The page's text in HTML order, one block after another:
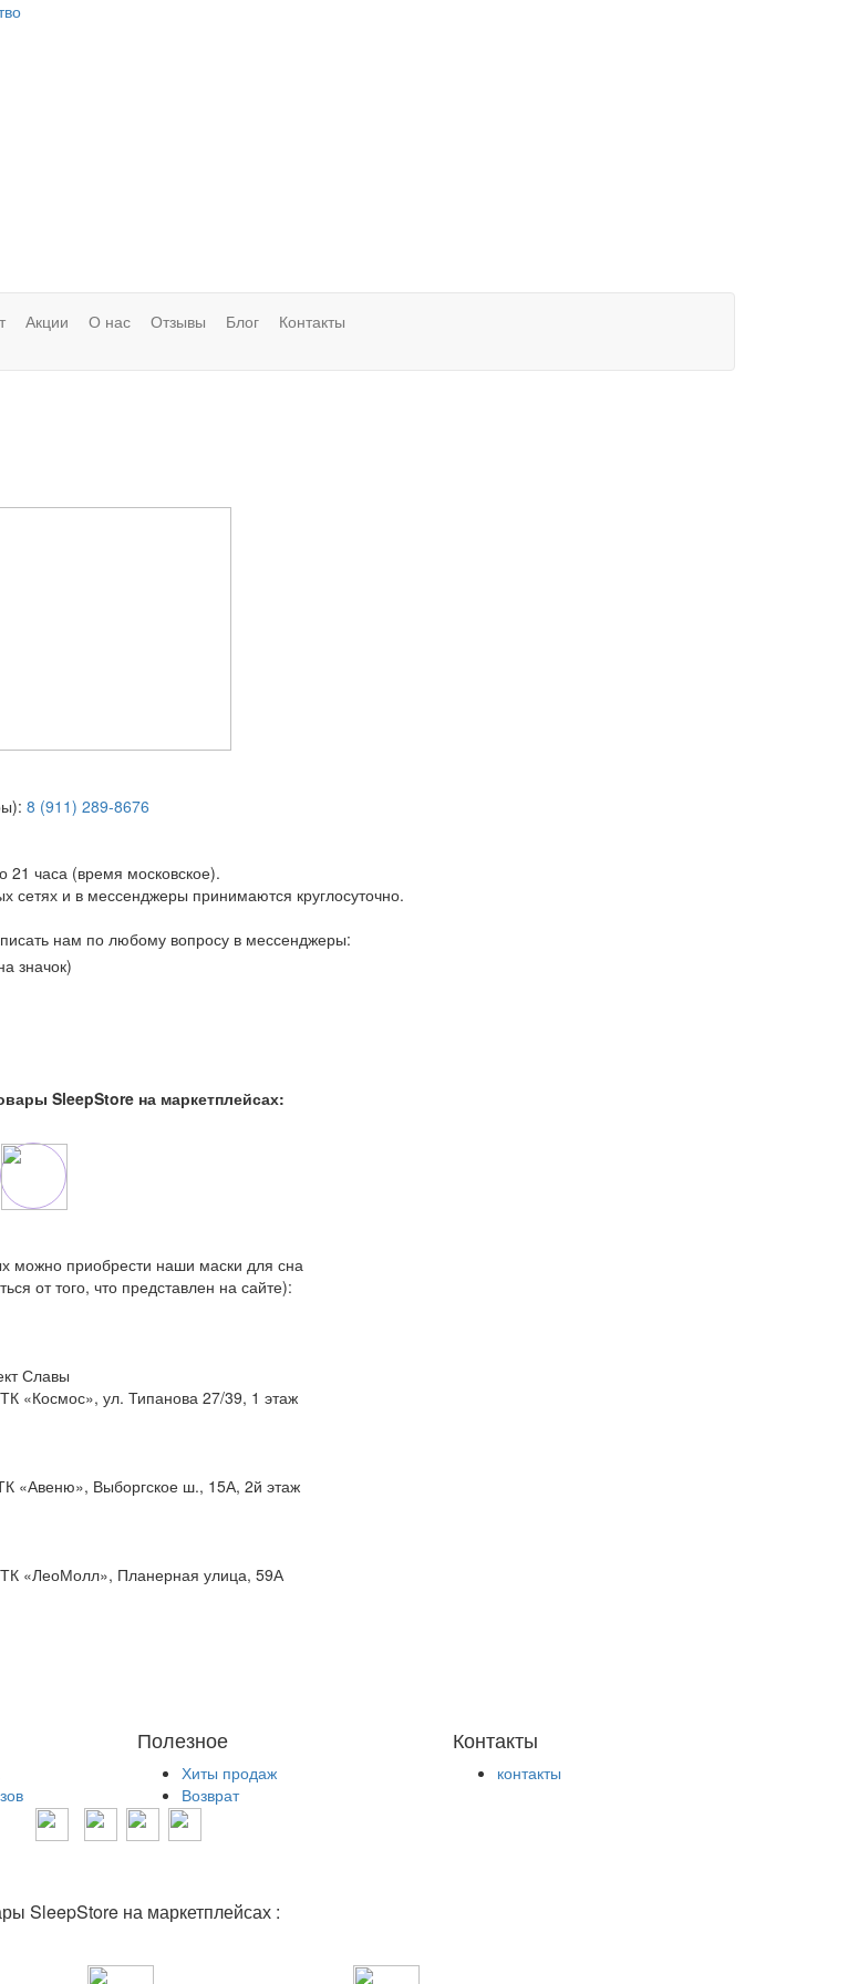
Акции О нас Отзывы Блог Контакты
8 (911) 289-8676
часа (время московское).
сетях и в мессенджеры принимаются круглосуточно.
нам по любому вопросу в мессенджеры:
значок)
SleepStore на маркетплейсах:
можно приобрести наши маски для сна
от того, что представлен на сайте):
Славы
«Космос», ул. Типанова 27/39, 1 этаж
«Авеню», Выборгское ш., 15А, 2й этаж
«ЛеоМолл», Планерная улица, 59А
Полезное
Хиты продаж
Возврат
Контакты
контакты
SleepStore на маркетплейсах :